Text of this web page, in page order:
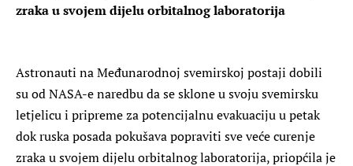
zraka u svojem dijelu orbitalnog laboratorija
Astronauti na Međunarodnoj svemirskoj postaji dobili
su od NASA-e naredbu da se sklone u svoju svemirsku
letjelicu i pripreme za potencijalnu evakuaciju u petak
dok ruska posada pokušava popraviti sve veće curenje
zraka u svojem dijelu orbitalnog laboratorija, priopćila je